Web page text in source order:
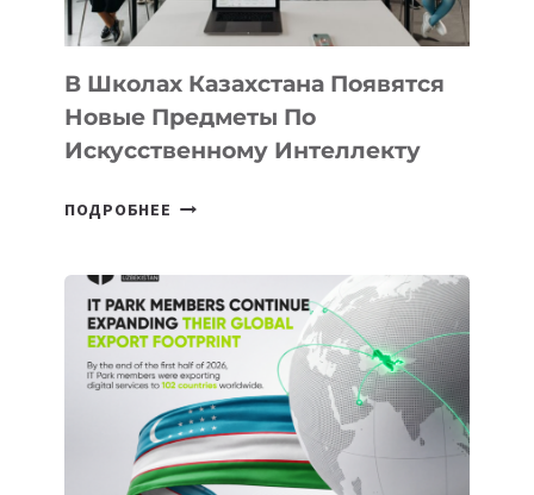
ПРОГРАММУ
ДЛЯ
ТЕХНОЛОГИЧЕСКИХ
В Школах Казахстана Появятся
Новые Предметы По
Искусственному Интеллекту
ПОДРОБНЕЕ
НОВЫЕ
ПРЕДМЕТЫ
ПО
ИСКУССТВЕННОМУ
ИНТЕЛЛЕКТУ